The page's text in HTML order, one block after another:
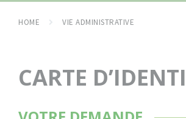
HOME VIE ADMINISTRATIVE
CARTE